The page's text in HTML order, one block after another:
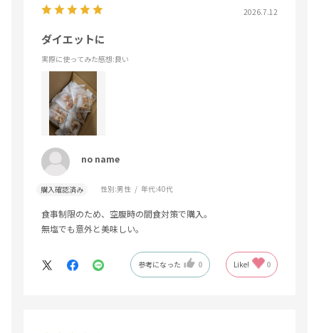
2026.7.12
ダイエットに
実際に使ってみた感想:良い
no name
購入確認済み 性別:男性 年代:40代
食事制限のため、空腹時の間食対策で購入。
無塩でも意外と美味しい。
参考になった 0 Like! 0